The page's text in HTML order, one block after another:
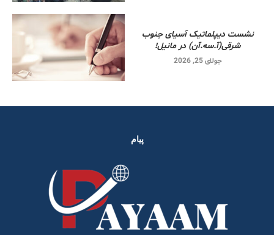
نشست دیپلماتیک آسیای جنوب
شرقی‌(آ.سه.آن) در مانیل!
جولای 25, 2026
پیام